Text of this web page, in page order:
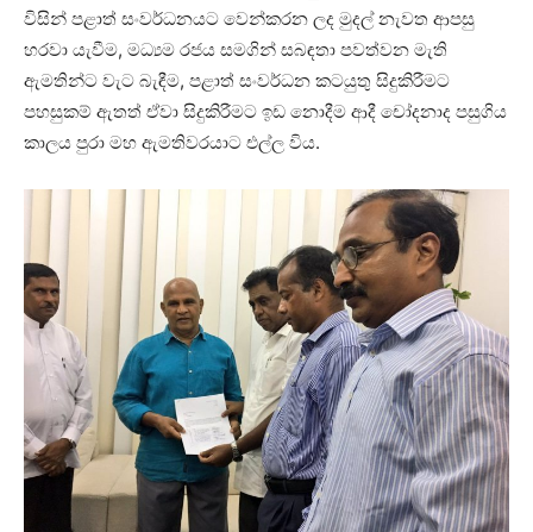
විසින් පළාත් සංවර්ධනයට වෙන්කරන ලද මුදල් නැවත ආපසු
හරවා යැවීම, මධ්‍යම රජය සමගින් සබඳතා පවත්වන මැති
ඇමතින්ට වැට බැඳීම, පළාත් සංවර්ධන කටයුතු සිදුකිරීමට
පහසුකම් ඇතත් ඒවා සිදුකිරීමට ඉඩ නොදීම ආදී චෝදනාද පසුගිය
කාලය පුරා මහ ඇමතිවරයාට එල්ල විය.